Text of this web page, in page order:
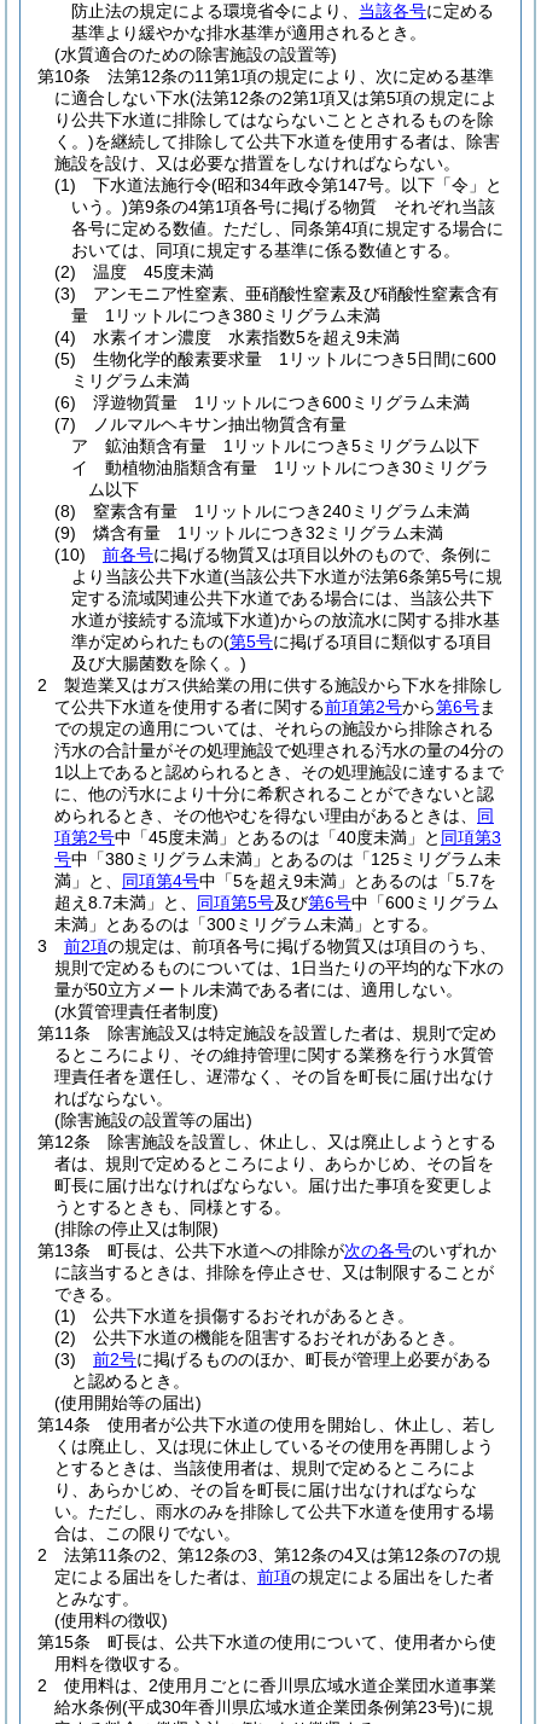
防止法の規定による環境省令により、 当該各号に定める
基準より緩やかな排水基準が適用されるとき。
(水質適合のための除害施設の設置等)
第10条
法第12条の11第1項の規定により、次に定める基準
に適合しない下水(法第12条の2第1項又は第5項の規定によ
り公共下水道に排除してはならないこととされるものを除
く。)を継続して排除して公共下水道を使用する者は、除害
施設を設け、又は必要な措置をしなければならない。
(1)
下水道法施行令(昭和34年政令第147号。以下「令」と
いう。)第9条の4第1項各号に掲げる物質 それぞれ当該
各号に定める数値。 ただし、同条第4項に規定する場合に
おいては、同項に規定する基準に係る数値とする。
(2)
温度 45度未満
(3)
アンモニア性窒素、亜硝酸性窒素及び硝酸性窒素含有
量 1リットルにつき380ミリグラム未満
(4)
水素イオン濃度 水素指数5を超え9未満
(5)
生物化学的酸素要求量 1リットルにつき5日間に600
ミリグラム未満
(6)
浮遊物質量 1リットルにつき600ミリグラム未満
(7)
ノルマルヘキサン抽出物質含有量
ア
鉱油類含有量 1リットルにつき5ミリグラム以下
イ
動植物油脂類含有量 1リットルにつき30ミリグラ
ム以下
(8)
窒素含有量 1リットルにつき240ミリグラム未満
(9)
燐含有量 1リットルにつき32ミリグラム未満
(10)
前各号に掲げる物質又は項目以外のもので、条例に
より当該公共下水道(当該公共下水道が法第6条第5号に規
定する流域関連公共下水道である場合には、当該公共下
水道が接続する流域下水道)からの放流水に関する排水基
準が定められたもの(第5号に掲げる項目に類似する項目
及び大腸菌数を除く。)
2
製造業又はガス供給業の用に供する施設から下水を排除し
て公共下水道を使用する者に関する前項第2号から第6号ま
での規定の適用については、それらの施設から排除される
汚水の合計量がその処理施設で処理される汚水の量の4分の
1以上であると認められるとき、その処理施設に達するまで
に、他の汚水により十分に希釈されることができないと認
められるとき、その他やむを得ない理由があるときは、 同
項第2号中「45度未満」とあるのは「40度未満」と 同項第3
号中「380ミリグラム未満」とあるのは「125ミリグラム未
満」と、 同項第4号中「5を超え9未満」とあるのは「5.7を
超え8.7未満」と、 同項第5号及び第6号中「600ミリグラム
未満」とあるのは「300ミリグラム未満」とする。
3
前2項の規定は、前項各号に掲げる物質又は項目のうち、
規則で定めるものについては、1日当たりの平均的な下水の
量が50立方メートル未満である者には、適用しない。
(水質管理責任者制度)
第11条
除害施設又は特定施設を設置した者は、規則で定め
るところにより、その維持管理に関する業務を行う水質管
理責任者を選任し、遅滞なく、その旨を町長に届け出なけ
ればならない。
(除害施設の設置等の届出)
第12条
除害施設を設置し、休止し、又は廃止しようとする
者は、規則で定めるところにより、あらかじめ、その旨を
町長に届け出なければならない。
届け出た事項を変更しよ
うとするときも、同様とする。
(排除の停止又は制限)
第13条
町長は、公共下水道への排除が次の各号のいずれか
に該当するときは、排除を停止させ、又は制限することが
できる。
(1)
公共下水道を損傷するおそれがあるとき。
(2)
公共下水道の機能を阻害するおそれがあるとき。
(3)
前2号に掲げるもののほか、町長が管理上必要がある
と認めるとき。
(使用開始等の届出)
第14条
使用者が公共下水道の使用を開始し、休止し、若し
くは廃止し、又は現に休止しているその使用を再開しよう
とするときは、当該使用者は、規則で定めるところによ
り、あらかじめ、その旨を町長に届け出なければならな
い。 ただし、雨水のみを排除して公共下水道を使用する場
合は、この限りでない。
2
法第11条の2、第12条の3、第12条の4又は第12条の7の規
定による届出をした者は、 前項の規定による届出をした者
とみなす。
(使用料の徴収)
第15条
町長は、公共下水道の使用について、使用者から使
用料を徴収する。
2
使用料は、2使用月ごとに香川県広域水道企業団水道事業
給水条例(平成30年香川県広域水道企業団条例第23号)に規